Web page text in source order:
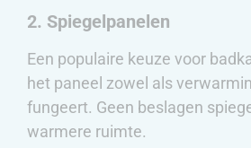
2. Spiegelpanelen
Een populaire keuze voor
het paneel zowel als
fungeert. Geen beslagen
warmere ruimte.